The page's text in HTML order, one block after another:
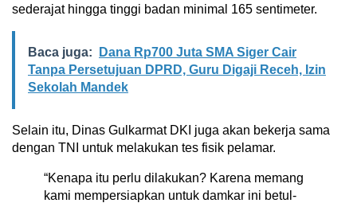
sederajat hingga tinggi badan minimal 165 sentimeter.
Baca juga:
Dana Rp700 Juta SMA Siger Cair
Tanpa Persetujuan DPRD, Guru Digaji Receh, Izin
Sekolah Mandek
Selain itu, Dinas Gulkarmat DKI juga akan bekerja sama
dengan TNI untuk melakukan tes fisik pelamar.
“Kenapa itu perlu dilakukan? Karena memang
kami mempersiapkan untuk damkar ini betul-